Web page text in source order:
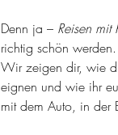
Denn ja – Reisen
richtig schön werden.
Wir zeigen dir, wie
eignen und wie ihr
mit dem Auto, in